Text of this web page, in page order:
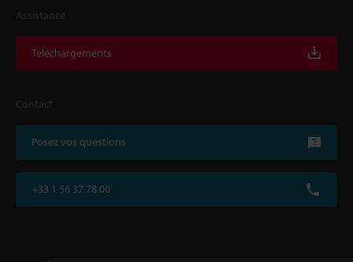
Assistance
Téléchargements
Contact
Posez vos questions
+33 1 56 37 78 00